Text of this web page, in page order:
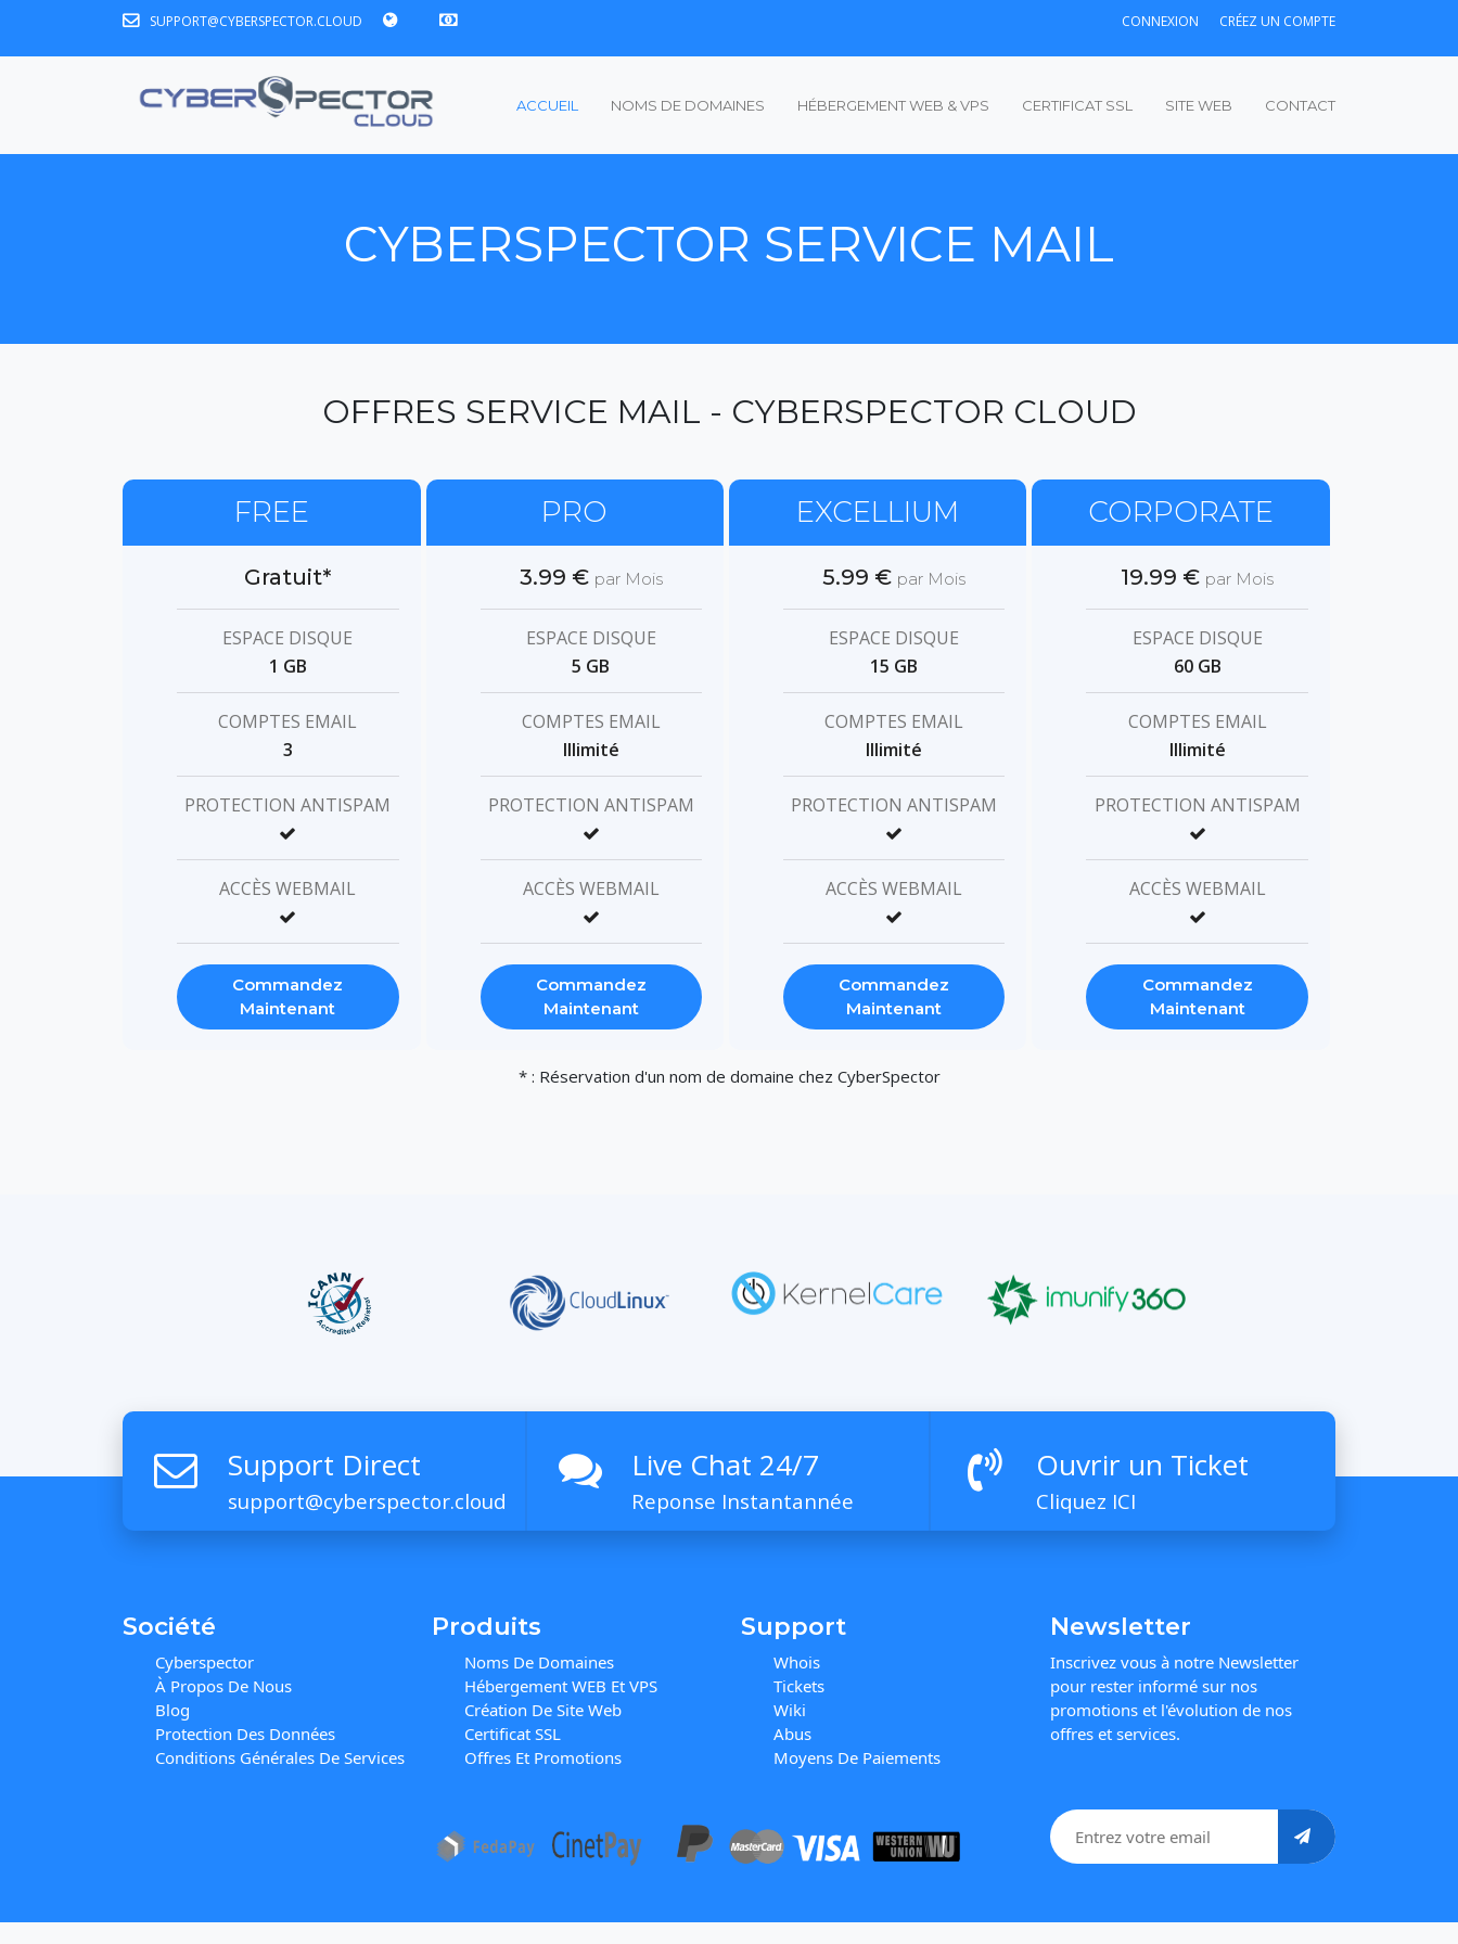
SUPPORT@CYBERSPECTOR.CLOUD CONNEXION CRÉEZ UN COMPTE
ACCUEIL NOMS DE DOMAINES HÉBERGEMENT WEB & VPS CERTIFICAT SSL SITE WEB CONTACT
CYBERSPECTOR SERVICE MAIL
OFFRES SERVICE MAIL - CYBERSPECTOR CLOUD
FREE
Gratuit*
ESPACE DISQUE
1 GB
COMPTES EMAIL
3
PROTECTION ANTISPAM
ACCÈS WEBMAIL
Commandez
Maintenant
PRO
3.99 € par Mois
ESPACE DISQUE
5 GB
COMPTES EMAIL
Illimité
PROTECTION ANTISPAM
ACCÈS WEBMAIL
Commandez
Maintenant
EXCELLIUM
5.99 € par Mois
ESPACE DISQUE
15 GB
COMPTES EMAIL
Illimité
PROTECTION ANTISPAM
ACCÈS WEBMAIL
Commandez
Maintenant
CORPORATE
19.99 € par Mois
ESPACE DISQUE
60 GB
COMPTES EMAIL
Illimité
PROTECTION ANTISPAM
ACCÈS WEBMAIL
Commandez
Maintenant
* : Réservation d'un nom de domaine chez CyberSpector
Support Direct
support@cyberspector.cloud
Live Chat 24/7
Reponse Instantannée
Ouvrir un Ticket
Cliquez ICI
Société
Cyberspector
À Propos De Nous
Blog
Protection Des Données
Conditions Générales De Services
Produits
Noms De Domaines
Hébergement WEB Et VPS
Création De Site Web
Certificat SSL
Offres Et Promotions
Support
Whois
Tickets
Wiki
Abus
Moyens De Paiements
Newsletter
Inscrivez vous à notre Newsletter
pour rester informé sur nos
promotions et l'évolution de nos
offres et services.